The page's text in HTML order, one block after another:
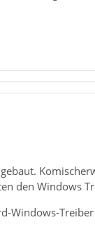
den Windows
Windows-